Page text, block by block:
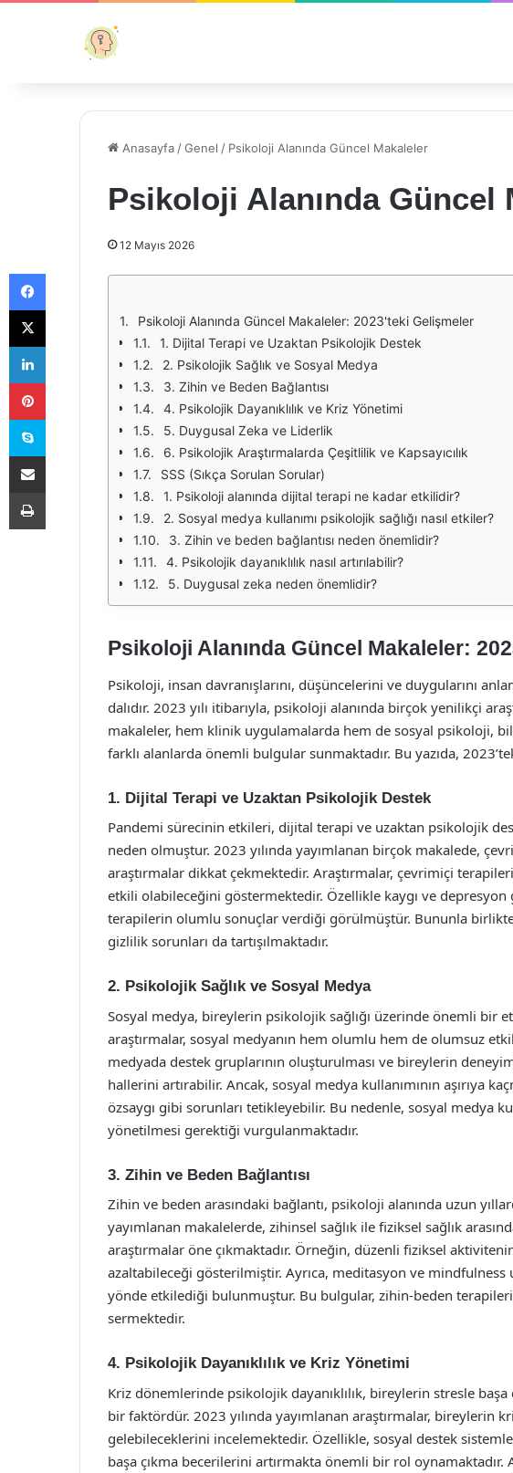
Anasayfa /Genel / Psikoloji Alanında Güncel Makaleler
Psikoloji Alanında Güncel
12 Mayıs 2026
Psikoloji Alanında Güncel Makaleler: 2023'teki Gelişmeler
1. Dijital Terapi ve Uzaktan Psikolojik Destek
2. Psikolojik Sağlık ve Sosyal Medya
3. Zihin ve Beden Bağlantısı
4. Psikolojik Dayanıklılık ve Kriz Yönetimi
5. Duygusal Zeka ve Liderlik
6. Psikolojik Araştırmalarda Çeşitlilik ve Kapsayıcılık
SSS (Sıkça Sorulan Sorular)
1. Psikoloji alanında dijital terapi ne kadar etkilidir?
2. Sosyal medya kullanımı psikolojik sağlığı nasıl etkiler?
3. Zihin ve beden bağlantısı neden önemlidir?
4. Psikolojik dayanıklılık nasıl artırılabilir?
5. Duygusal zeka neden önemlidir?
Psikoloji Alanında Güncel Makaleler:
Psikoloji, insan davranışlarını, düşüncelerini ve duygularını
dalıdır. 2023 yılı itibarıyla, psikoloji alanında birçok yenilikçi
makaleler, hem klinik uygulamalarda hem de sosyal psikoloji,
farklı alanlarda önemli bulgular sunmaktadır. Bu yazıda,
1. Dijital Terapi ve Uzaktan Psikolojik Destek
Pandemi sürecinin etkileri, dijital terapi ve uzaktan psikolojik
neden olmuştur. 2023 yılında yayımlanan birçok makalede,
araştırmalar dikkat çekmektedir. Araştırmalar, çevrimiçi
etkili olabileceğini göstermektedir. Özellikle kaygı ve
terapilerin olumlu sonuçlar verdiği görülmüştür. Bununla
gizlilik sorunları da tartışılmaktadır.
2. Psikolojik Sağlık ve Sosyal Medya
Sosyal medya, bireylerin psikolojik sağlığı üzerinde önemli bir
araştırmalar, sosyal medyanın hem olumlu hem de olumsuz
medyada destek gruplarının oluşturulması ve bireylerin
hallerini artırabilir. Ancak, sosyal medya kullanımının aşırıya
özsaygı gibi sorunları tetikleyebilir. Bu nedenle, sosyal medya
yönetilmesi gerektiği vurgulanmaktadır.
3. Zihin ve Beden Bağlantısı
Zihin ve beden arasındaki bağlantı, psikoloji alanında uzun
yayımlanan makalelerde, zihinsel sağlık ile fiziksel sağlık
araştırmalar öne çıkmaktadır. Örneğin, düzenli fiziksel
azaltabileceği gösterilmiştir. Ayrıca, meditasyon ve mindfulness
yönde etkilediği bulunmuştur. Bu bulgular, zihin-beden
sermektedir.
4. Psikolojik Dayanıklılık ve Kriz Yönetimi
Kriz dönemlerinde psikolojik dayanıklılık, bireylerin stresle
bir faktördür. 2023 yılında yayımlanan araştırmalar, bireylerin
gelebileceklerini incelemektedir. Özellikle, sosyal destek
başa çıkma becerilerini artırmakta önemli bir rol
Facebook
X
LinkedIn
Pinterest
Skype
E-Posta ile paylaş